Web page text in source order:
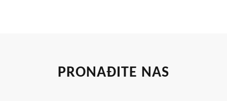
PRONAĐITE NAS